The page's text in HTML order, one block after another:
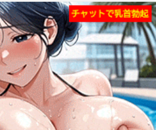
ィ パーシス ヒカゲ
ビビアン
グネリア フィネス
フェス
)
フレイ フレデリカ
フーコ
ミーネ ベストラ ベラ
ベラ
マリエ マーニー
ミコト
ァ メトゥス
メフィスト
イギス) モルテナ
モーレット